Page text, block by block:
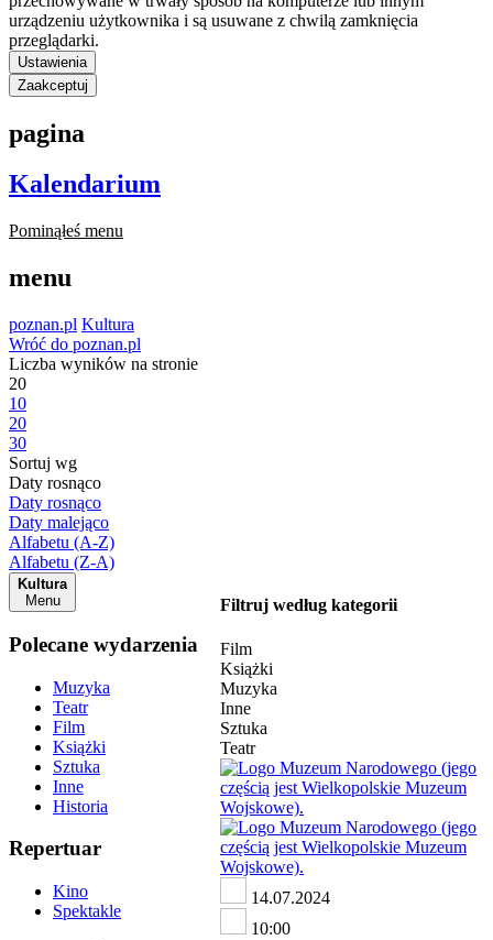
urządzeniu użytkownika i są usuwane z chwilą zamknięcia
przeglądarki.
Ustawienia
Zaakceptuj
pagina
Kalendarium
Pominąłeś menu
menu
poznan.pl Kultura
Wróć do poznan.pl
Liczba wyników na stronie
20
10
20
30
Sortuj wg
Daty rosnąco
Daty rosnąco
Daty malejąco
Alfabetu (A-Z)
Alfabetu (Z-A)
Kultura
Menu
Polecane wydarzenia
Muzyka
Teatr
Film
Książki
Sztuka
Inne
Historia
Repertuar
Kino
Spektakle
Filtruj według kategorii
Film
Książki
Muzyka
Inne
Sztuka
Teatr
14.07.2024
10:00